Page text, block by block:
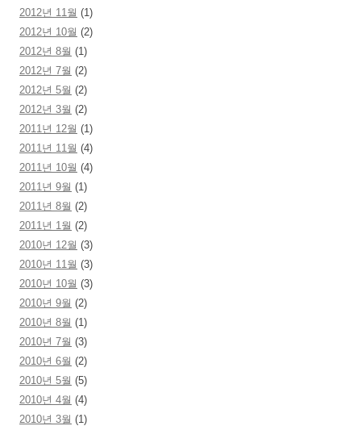
2012년 11월 (1)
2012년 10월 (2)
2012년 8월 (1)
2012년 7월 (2)
2012년 5월 (2)
2012년 3월 (2)
2011년 12월 (1)
2011년 11월 (4)
2011년 10월 (4)
2011년 9월 (1)
2011년 8월 (2)
2011년 1월 (2)
2010년 12월 (3)
2010년 11월 (3)
2010년 10월 (3)
2010년 9월 (2)
2010년 8월 (1)
2010년 7월 (3)
2010년 6월 (2)
2010년 5월 (5)
2010년 4월 (4)
2010년 3월 (1)